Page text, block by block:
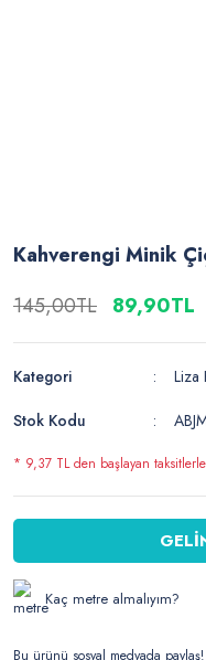
Kahverengi Minik
145,00TL 89,90TL
Kategori
Liza
Stok Kodu
* 9,37 TL den başlayan
Kaç metre almalıyım?
Bu ürünü sosyal medyada paylaş!